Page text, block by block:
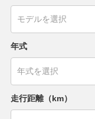
年式
走行距離（km）